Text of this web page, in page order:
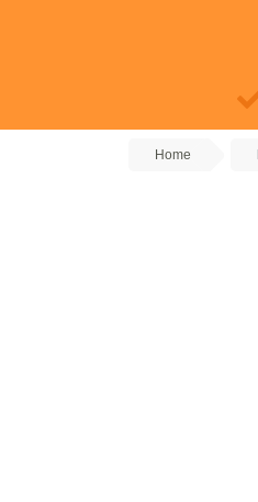
Home